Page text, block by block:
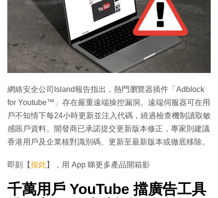
網絡安全公司Island報告指出，熱門瀏覽器插件「Adblock
for Youtube™」存在嚴重遠端操控漏洞。遠端伺服器可在用
戶不知情下每24小時更新並注入代碼，繞過檢查機制讀取敏
感賬戶資料。開發商已承諾提交更新版本修正，專家則建議
香港用戶及企業核對識別碼、更新至最新版本或徹底移除。
即刻【按此】，用 App 睇更多產品開箱影
千萬用戶 YouTube 擋廣告工具